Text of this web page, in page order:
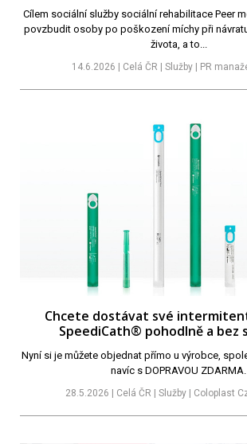
Cílem sociální služby sociální rehabilitace Peer
povzbudit osoby po poškození míchy při
života, a to...
14.6.2026 | Celá ČR | Služby | PR
Chcete dostávat své
SpeediCath® pohodlně a bez
Nyní si je můžete objednat přímo u výrobce,
navíc s DOPRAVOU ZDARMA.
28.5.2026 | Celá ČR | Služby | Coloplast